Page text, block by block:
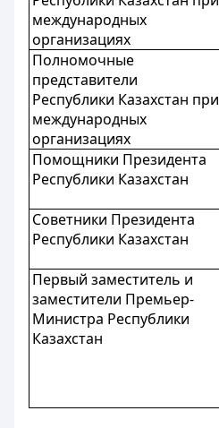
международных
организациях
Полномочные
представители
Республики Казахстан при
международных
организациях
Помощники Президента
Республики Казахстан
Советники Президента
Республики Казахстан
Первый заместитель и
заместители Премьер-
Министра Республики
Казахстан